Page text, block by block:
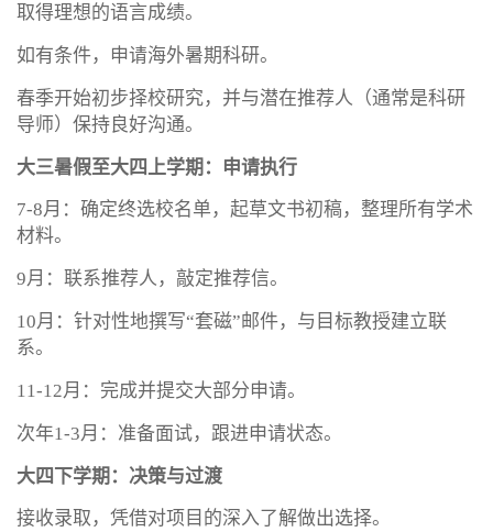
取得理想的语言成绩。
如有条件，申请海外暑期科研。
春季开始初步择校研究，并与潜在推荐人（通常是科研
导师）保持良好沟通。
大三暑假至大四上学期：申请执行
7-8月：确定终选校名单，起草文书初稿，整理所有学术
材料。
9月：联系推荐人，敲定推荐信。
10月：针对性地撰写“套磁”邮件，与目标教授建立联
系。
11-12月：完成并提交大部分申请。
次年1-3月：准备面试，跟进申请状态。
大四下学期：决策与过渡
接收录取，凭借对项目的深入了解做出选择。